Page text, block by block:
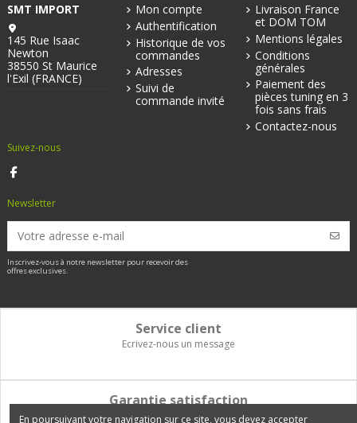
SMT IMPORT
145 Rue Isaac
Newton
38550 St Maurice
l'Exil (FRANCE)
Mon compte
Authentification
Historique de vos
commandes
Adresses
Suivi de
commande invité
Livraison France
et DOM TOM
Mentions légales
Conditions
générales
Paiement des
pièces tuning en 3
fois sans frais
Contactez-nous
Suivez-nous
Newsletter
Inscrivez-vous à notre newsletter pour recevoir des
offres exclusives.
Service client
Ecrivez-nous un message
Garantie satisfaction
Vous disposez de 14 jours pour changer d'avis et être remboursé
En poursuivant votre navigation sur ce site, vous devez accepter